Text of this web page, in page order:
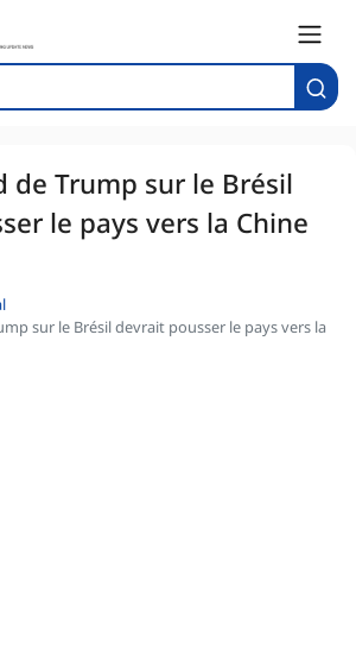
de Trump sur le Brésil
le pays vers la Chine
sur le Brésil devrait pousser le pays vers la